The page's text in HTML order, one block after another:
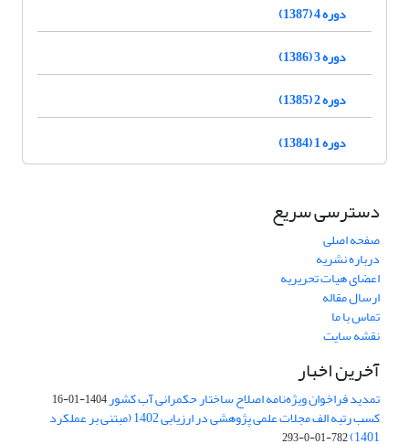
دوره 4 (1387)
دوره 3 (1386)
دوره 2 (1385)
دوره 1 (1384)
دسترسی سریع
صفحه اصلی
درباره نشریه
اعضای هیات تحریریه
ارسال مقاله
تماس با ما
نقشه سایت
آخرین اخبار
تمدید فراخوان ویژه‌نامه اصلاح ساختار حکمرانی آب کشور1404-01-16
کسب رتبه الف مجلات علمی پژوهشی در ارزیابی 1402 (مبتنی بر عملکرد
1401)
782-01-0-293